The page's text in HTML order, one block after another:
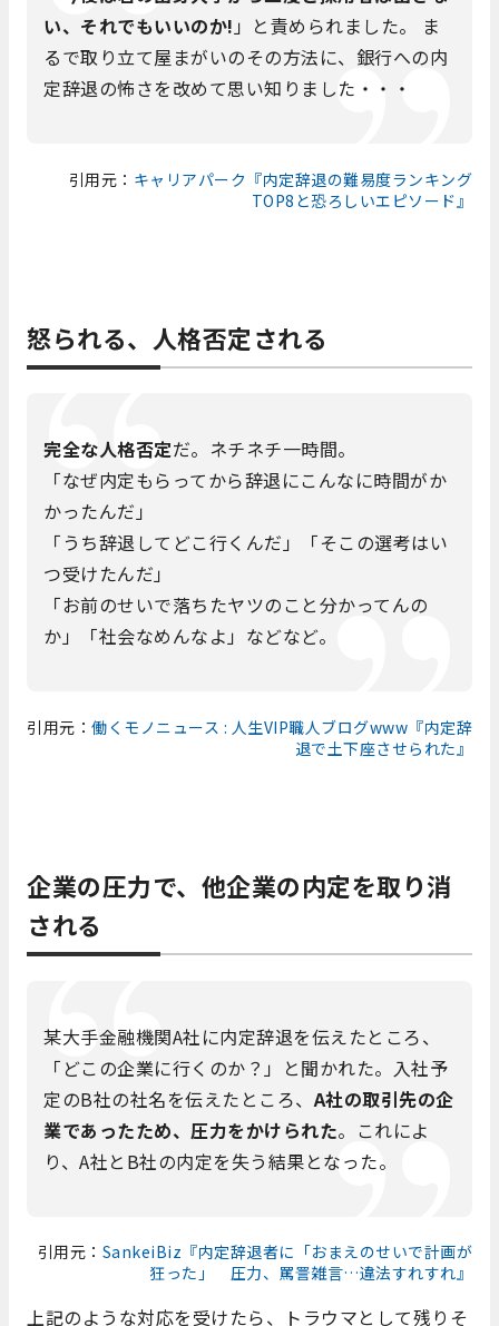
い、それでもいいのか!」と責められました。 ま
るで取り立て屋まがいのその方法に、銀行への内
定辞退の怖さを改めて思い知りました・・・
引用元： キャリアパーク『内定辞退の難易度ランキング
TOP8と恐ろしいエピソード』
怒られる、人格否定される
完全な人格否定だ。ネチネチ一時間。
「なぜ内定もらってから辞退にこんなに時間がか
かったんだ」
「うち辞退してどこ行くんだ」「そこの選考はい
つ受けたんだ」
「お前のせいで落ちたヤツのこと分かってんの
か」「社会なめんなよ」などなど。
引用元： 働くモノニュース : 人生VIP職人ブログwww『内定辞
退で土下座させられた』
企業の圧力で、他企業の内定を取り消
される
某大手金融機関A社に内定辞退を伝えたところ、
「どこの企業に行くのか？」と聞かれた。入社予
定のB社の社名を伝えたところ、 A社の取引先の企
業であったため、圧力をかけられた。これによ
り、A社とB社の内定を失う結果となった。
引用元： SankeiBiz『内定辞退者に「おまえのせいで計画が
狂った」 圧力、罵詈雑言…違法すれすれ』
上記のような対応を受けたら、トラウマとして残りそ